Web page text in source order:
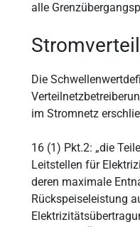
alle
Die
im Stromnetz
16 (1) Pkt.2: „die
Leitstellen für
deren maximale
Rückspeiseleistung